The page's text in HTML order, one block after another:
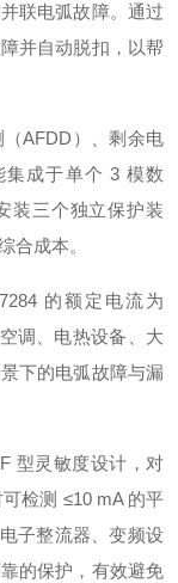
联电弧故障。通过
并自动脱扣，以帮
（AFDD）、剩余电
成于单个 3 模数
装三个独立保护装
合成本。
的额定电流为
调、电热设备、大
下的电弧故障与漏
F 型灵敏度设计，对
检测 ≤10 mA 的平
子整流器、变频设
的保护，有效避免